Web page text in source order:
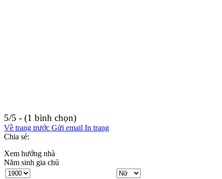
5/5 - (1 bình chọn)
Về trang trước Gửi email In trang
Chia sẻ:
Xem hướng nhà
Năm sinh gia chủ